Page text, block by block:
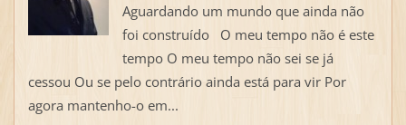
Aguardando um mundo que ainda não
foi construído O meu tempo não é este
tempo O meu tempo não sei se já
cessou Ou se pelo contrário ainda está para vir Por
agora mantenho-o em...